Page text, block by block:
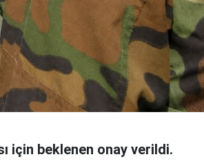
için beklenen onay verildi.